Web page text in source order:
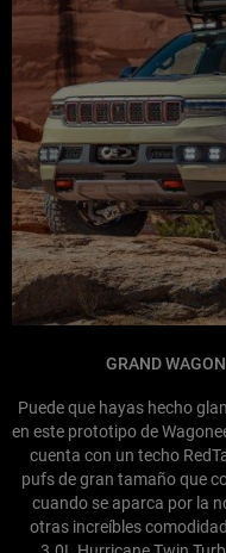
GRAND
Puede que hayas hecho
en este prototipo de
cuenta con un techo
pufs de gran tamaño que
cuando se aparca por la
otras increíbles